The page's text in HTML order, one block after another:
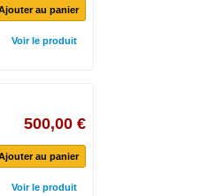
au panier
Voir le produit
500,00 €
au panier
Voir le produit